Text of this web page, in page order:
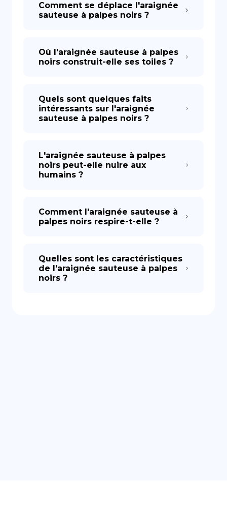
Comment se déplace l'araignée
sauteuse à palpes noirs ?
Où l'araignée sauteuse à palpes
noirs construit-elle ses toiles ?
Quels sont quelques faits
intéressants sur l'araignée
sauteuse à palpes noirs ?
L'araignée sauteuse à palpes
noirs peut-elle nuire aux
humains ?
Comment l'araignée sauteuse à
palpes noirs respire-t-elle ?
Quelles sont les caractéristiques
de l'araignée sauteuse à palpes
noirs ?